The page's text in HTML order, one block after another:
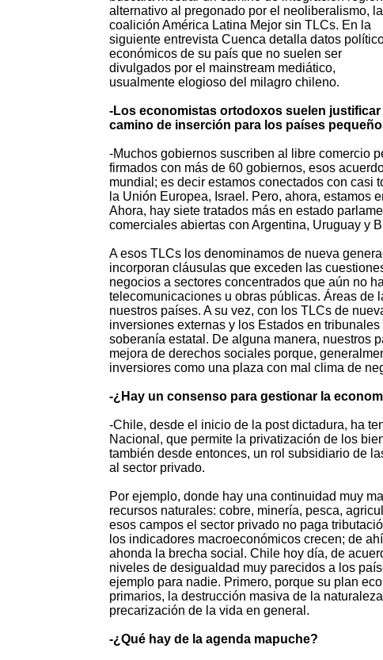
alternativo al pregonado por el neoliberalismo, la
coalición América Latina Mejor sin TLCs. En la
siguiente entrevista Cuenca detalla datos
económicos de su país que no suelen ser
divulgados por el mainstream mediático,
usualmente elogioso del milagro chileno.
-Los economistas ortodoxos suelen
camino de inserción para los países
-Muchos gobiernos suscriben al libre comercio
firmados con más de 60 gobiernos, esos
mundial; es decir estamos conectados con casi
la Unión Europea, Israel. Pero, ahora, estamos
Ahora, hay siete tratados más en estado
comerciales abiertas con Argentina, Uruguay y
A esos TLCs los denominamos de nueva
incorporan cláusulas que exceden las
negocios a sectores concentrados que aún no
telecomunicaciones u obras públicas. Áreas de
nuestros países. A su vez, con los TLCs de
inversiones externas y los Estados en
soberanía estatal. De alguna manera, nuestros
mejora de derechos sociales porque,
inversiores como una plaza con mal clima de
-¿Hay un consenso para gestionar la
-Chile, desde el inicio de la post dictadura, ha
Nacional, que permite la privatización de los
también desde entonces, un rol subsidiario de
al sector privado.
Por ejemplo, donde hay una continuidad muy
recursos naturales: cobre, minería, pesca,
esos campos el sector privado no paga
los indicadores macroeconómicos crecen; de
ahonda la brecha social. Chile hoy día, de
niveles de desigualdad muy parecidos a los
ejemplo para nadie. Primero, porque su plan
primarios, la destrucción masiva de la
precarización de la vida en general.
-¿Qué hay de la agenda mapuche?